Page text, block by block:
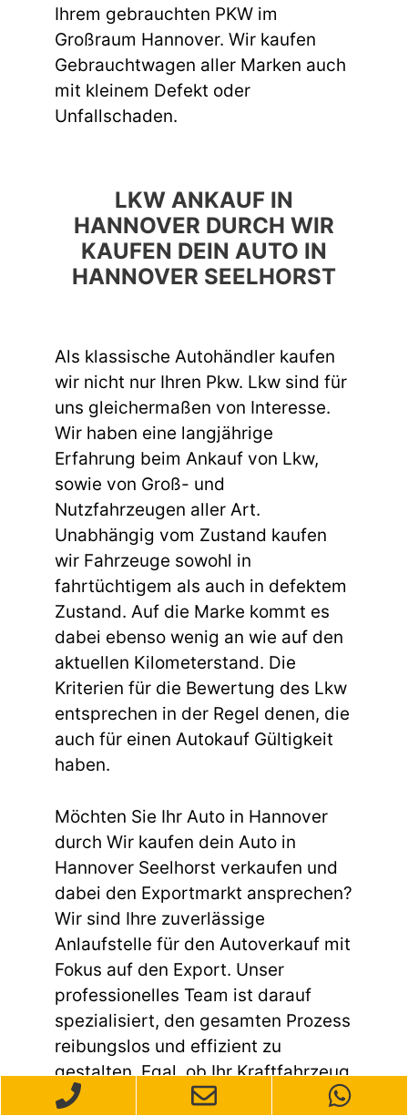
Ihrem gebrauchten PKW im
Großraum Hannover. Wir kaufen
Gebrauchtwagen aller Marken auch
mit kleinem Defekt oder
Unfallschaden.
LKW ANKAUF IN
HANNOVER DURCH WIR
KAUFEN DEIN AUTO IN
HANNOVER SEELHORST
Als klassische Autohändler kaufen
wir nicht nur Ihren Pkw. Lkw sind für
uns gleichermaßen von Interesse.
Wir haben eine langjährige
Erfahrung beim Ankauf von Lkw,
sowie von Groß- und
Nutzfahrzeugen aller Art.
Unabhängig vom Zustand kaufen
wir Fahrzeuge sowohl in
fahrtüchtigem als auch in defektem
Zustand. Auf die Marke kommt es
dabei ebenso wenig an wie auf den
aktuellen Kilometerstand. Die
Kriterien für die Bewertung des Lkw
entsprechen in der Regel denen, die
auch für einen Autokauf Gültigkeit
haben.
Möchten Sie Ihr Auto in Hannover
durch Wir kaufen dein Auto in
Hannover Seelhorst verkaufen und
dabei den Exportmarkt ansprechen?
Wir sind Ihre zuverlässige
Anlaufstelle für den Autoverkauf mit
Fokus auf den Export. Unser
professionelles Team ist darauf
spezialisiert, den gesamten Prozess
reibungslos und effizient zu
gestalten. Egal, ob Ihr Kraftfahrzeug
gebraucht ist, einen Unfallschaden